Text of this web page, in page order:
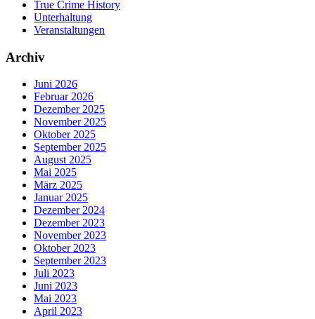
True Crime History
Unterhaltung
Veranstaltungen
Archiv
Juni 2026
Februar 2026
Dezember 2025
November 2025
Oktober 2025
September 2025
August 2025
Mai 2025
März 2025
Januar 2025
Dezember 2024
Dezember 2023
November 2023
Oktober 2023
September 2023
Juli 2023
Juni 2023
Mai 2023
April 2023